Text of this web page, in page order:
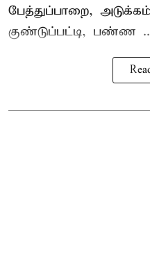
பேத்துப்பாறை,
குண்டுப்பட்டி, பண்ண